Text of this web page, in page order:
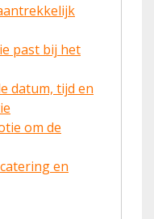
past bij het
datum, tijd en
om de
en